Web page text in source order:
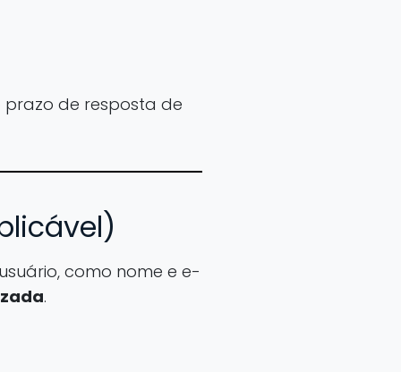
de resposta de
como nome e e-
.